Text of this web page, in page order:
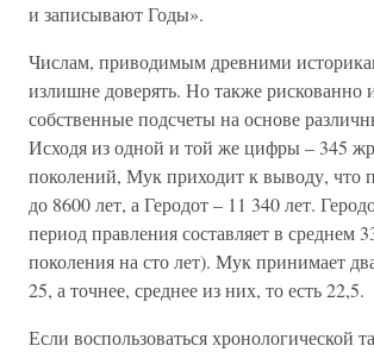
и записывают Годы».
Числам, приводимым древними
излишне доверять. Но также рискованно
собственные подсчеты на основе
Исходя из одной и той же цифры – 345
поколений, Мук приходит к выводу, что
до 8600 лет, а Геродот – 11 340 лет.
период правления составляет в среднем
поколения на сто лет). Мук принимает
25, а точнее, среднее из них, то есть 22,5.
Если воспользоваться хронологической